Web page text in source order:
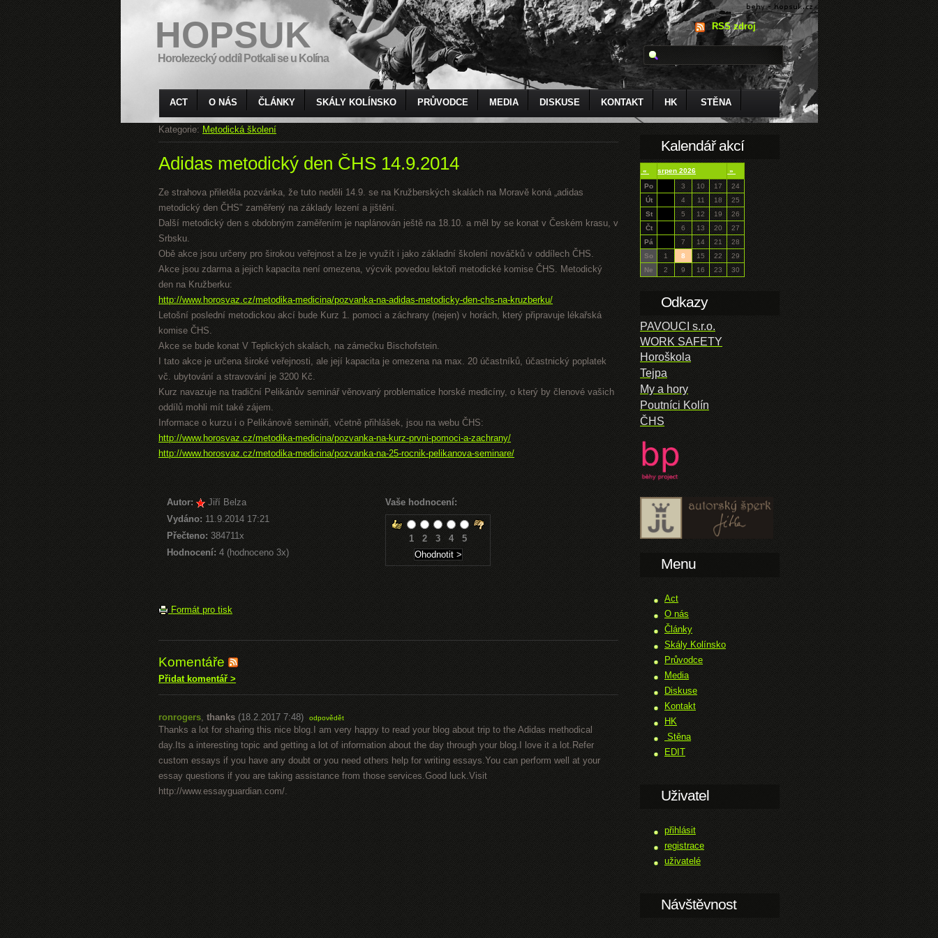
HOPSUK
Horolezecký oddíl Potkali se u Kolína
RSS zdroj
ACT O NÁS ČLÁNKY SKÁLY KOLÍNSKO PRŮVODCE MEDIA DISKUSE KONTAKT HK STĚNA
Kategorie: Metodická školení
Adidas metodický den ČHS 14.9.2014
Ze strahova přiletěla pozvánka, že tuto neděli 14.9. se na Kružberských skalách na Moravě koná „adidas
metodický den ČHS" zaměřený na základy lezení a jištění.
Další metodický den s obdobným zaměřením je naplánován ještě na 18.10. a měl by se konat v Českém krasu, v
Srbsku.
Obě akce jsou určeny pro širokou veřejnost a lze je využít i jako základní školení nováčků v oddílech ČHS.
Akce jsou zdarma a jejich kapacita není omezena, výcvik povedou lektoři metodické komise ČHS. Metodický
den na Kružberku:
http://www.horosvaz.cz/metodika-medicina/pozvanka-na-adidas-metodicky-den-chs-na-kruzberku/
Letošní poslední metodickou akcí bude Kurz 1. pomoci a záchrany (nejen) v horách, který připravuje lékařská
komise ČHS.
Akce se bude konat V Teplických skalách, na zámečku Bischofstein.
I tato akce je určena široké veřejnosti, ale její kapacita je omezena na max. 20 účastníků, účastnický poplatek
vč. ubytování a stravování je 3200 Kč.
Kurz navazuje na tradiční Pelikánův seminář věnovaný problematice horské medicíny, o který by členové vašich
oddílů mohli mít také zájem.
Informace o kurzu i o Pelikánově semináři, včetně přihlášek, jsou na webu ČHS:
http://www.horosvaz.cz/metodika-medicina/pozvanka-na-kurz-prvni-pomoci-a-zachrany/
http://www.horosvaz.cz/metodika-medicina/pozvanka-na-25-rocnik-pelikanova-seminare/
Autor:
Jiří Belza
Vydáno: 11.9.2014 17:21
Přečteno: 384711x
Hodnocení: 4 (hodnoceno 3x)
Vaše hodnocení:
1 2 3 4 5
Formát pro tisk
Komentáře
Přidat komentář >
ronrogers, thanks (18.2.2017 7:48) odpovědět
Thanks a lot for sharing this nice blog.I am very happy to read your blog about trip to the Adidas methodical
day.Its a interesting topic and getting a lot of information about the day through your blog.I love it a lot.Refer
custom essays if you have any doubt or you need others help for writing essays.You can perform well at your
essay questions if you are taking assistance from those services.Good luck.Visit
http://www.essayguardian.com/.
Kalendář akcí
« srpen 2026
»
Po
3 10 17
24
Út
4 11 18
25
St
5 12 19
26
Čt
6 13 20
27
Pá
7 14 21
28
So
1 8 15 22
29
Ne
2 9 16 23 30
Odkazy
PAVOUCI s.r.o.
WORK SAFETY
Horoškola
Tejpa
My a hory
Poutníci Kolín
ČHS
Menu
Act
O nás
Články
Skály Kolínsko
Průvodce
Media
Diskuse
Kontakt
HK
Stěna
EDIT
Uživatel
přihlásit
registrace
uživatelé
Návštěvnost